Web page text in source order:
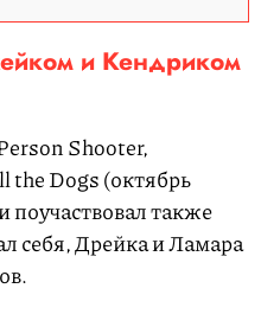
и Кендриком
Shooter,
the Dogs (октябрь
поучаствовал также
себя, Дрейка и Ламара